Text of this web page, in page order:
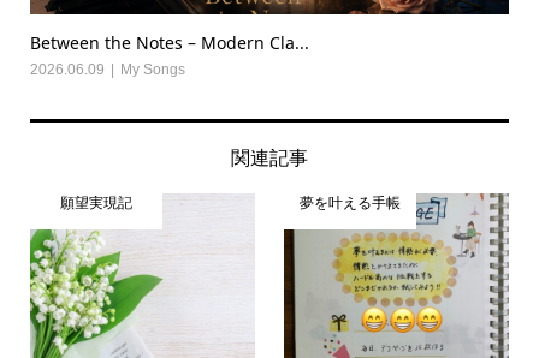
Between the Notes – Modern Cla...
2026.06.09 My Songs
関連記事
願望実現記 夢を叶える手帳